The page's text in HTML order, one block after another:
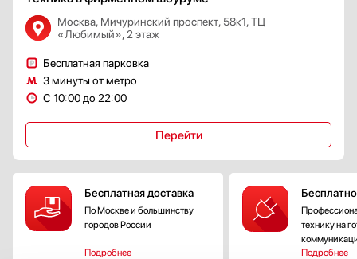
Москва, Мичуринский проспект, 58к1, ТЦ
«Любимый», 2 этаж
Бесплатная парковка
3 минуты от метро
С 10:00 до 22:00
Перейти
Бесплатная доставка
По Москве и большинству
городов России
Подробнее
технику на
Подробнее